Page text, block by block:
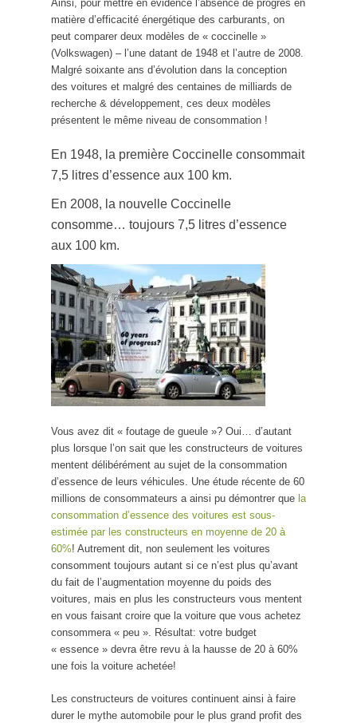
Ainsi, pour mettre en évidence l’absence de progrès en
matière d’efficacité énergétique des carburants, on
peut comparer deux modèles de « coccinelle »
(Volkswagen) – l’une datant de 1948 et l’autre de 2008.
Malgré soixante ans d’évolution dans la conception
des voitures et malgré des centaines de milliards de
recherche & développement, ces deux modèles
présentent le même niveau de consommation !
En 1948, la première Coccinelle consommait
7,5 litres d’essence aux 100 km.
En 2008, la nouvelle Coccinelle
consomme… toujours 7,5 litres d’essence
aux 100 km.
Vous avez dit « foutage de gueule »? Oui… d’autant
plus lorsque l’on sait que les constructeurs de voitures
mentent délibérément au sujet de la consommation
d’essence de leurs véhicules. Une étude récente de 60
millions de consommateurs a ainsi pu démontrer que la
consommation d’essence des voitures est sous-
estimée par les constructeurs en moyenne de 20 à
60%! Autrement dit, non seulement les voitures
consomment toujours autant si ce n’est plus qu’avant
du fait de l’augmentation moyenne du poids des
voitures, mais en plus les constructeurs vous mentent
en vous faisant croire que la voiture que vous achetez
consommera « peu ». Résultat: votre budget
« essence » devra être revu à la hausse de 20 à 60%
une fois la voiture achetée!
Les constructeurs de voitures continuent ainsi à faire
durer le mythe automobile pour le plus grand profit des